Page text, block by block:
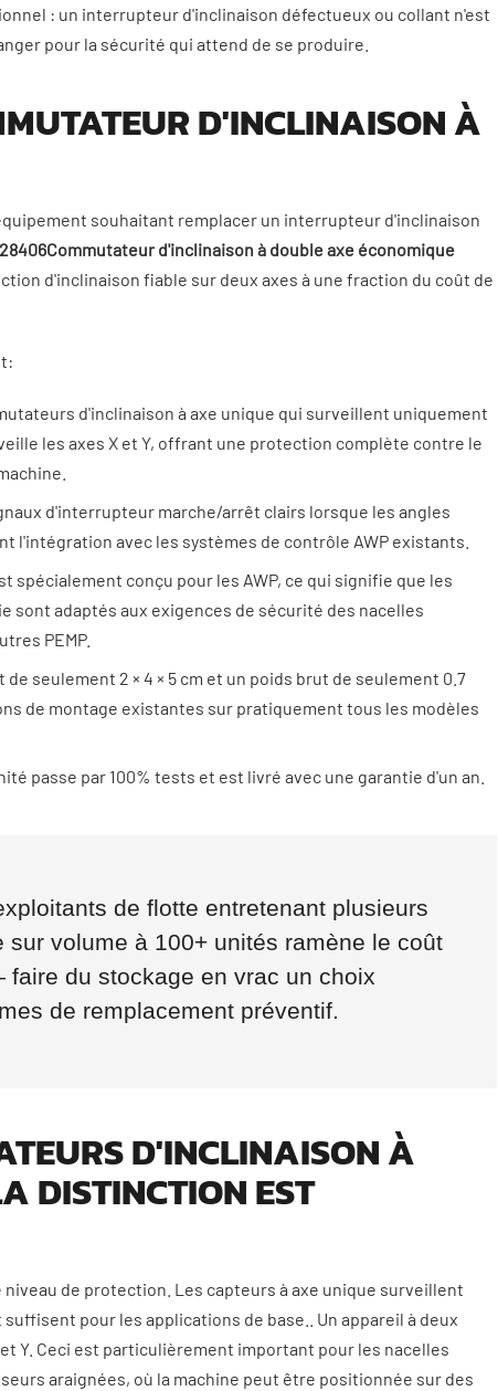
: un interrupteur d'inclinaison défectueux ou collant n'est
pour la sécurité qui attend de se produire.
D'INCLINAISON À
souhaitant remplacer un interrupteur d'inclinaison
d'inclinaison à double axe économique
d'inclinaison fiable sur deux axes à une fraction du coût de
d'inclinaison à axe unique qui surveillent uniquement
les axes X et Y, offrant une protection complète contre le
d'interrupteur marche/arrêt clairs lorsque les angles
l'intégration avec les systèmes de contrôle AWP existants.
spécialement conçu pour les AWP, ce qui signifie que les
sont adaptés aux exigences de sécurité des nacelles
PEMP.
de seulement 2 × 4 × 5 cm et un poids brut de seulement 0.7
de montage existantes sur pratiquement tous les modèles
passe par 100% tests et est livré avec une garantie d'un an.
de flotte entretenant plusieurs
volume à 100+ unités ramène le coût
du stockage en vrac un choix
de remplacement préventif.
D'INCLINAISON À
DISTINCTION EST
de protection. Les capteurs à axe unique surveillent
pour les applications de base.. Un appareil à deux
Y. Ceci est particulièrement important pour les nacelles
araignées, où la machine peut être positionnée sur des